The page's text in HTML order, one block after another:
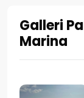
Galleri
Marina